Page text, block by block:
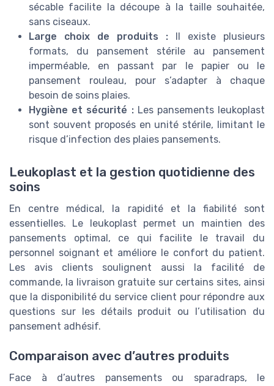
sécable facilite la découpe à la taille souhaitée,
sans ciseaux.
Large choix de produits : Il existe plusieurs
formats, du pansement stérile au pansement
imperméable, en passant par le papier ou le
pansement rouleau, pour s’adapter à chaque
besoin de soins plaies.
Hygiène et sécurité :Les pansements leukoplast
sont souvent proposés en unité stérile, limitant le
risque d’infection des plaies pansements.
Leukoplast et la gestion quotidienne des
soins
En centre médical, la rapidité et la fiabilité sont
essentielles. Le leukoplast permet un maintien des
pansements optimal, ce qui facilite le travail du
personnel soignant et améliore le confort du patient.
Les avis clients soulignent aussi la facilité de
commande, la livraison gratuite sur certains sites, ainsi
que la disponibilité du service client pour répondre aux
questions sur les détails produit ou l’utilisation du
pansement adhésif.
Comparaison avec d’autres produits
Face à d’autres pansements ou sparadraps, le